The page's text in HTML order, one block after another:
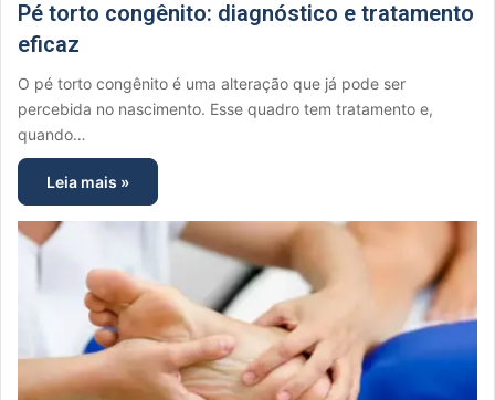
Pé torto congênito: diagnóstico e tratamento
eficaz
O pé torto congênito é uma alteração que já pode ser
percebida no nascimento. Esse quadro tem tratamento e,
quando…
Leia mais »